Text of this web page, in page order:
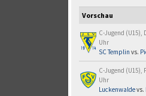
Vorschau
C-Jugend (U15),
Uhr
SC Templin vs.
C-Jugend (U15),
Uhr
Luckenwaldevs.